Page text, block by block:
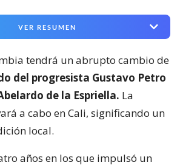
VER RESUMEN
tendrá un abrupto cambio de
del progresista Gustavo Petro
de la Espriella. La
a cabo en Cali, significando un
local.
años en los que impulsó un